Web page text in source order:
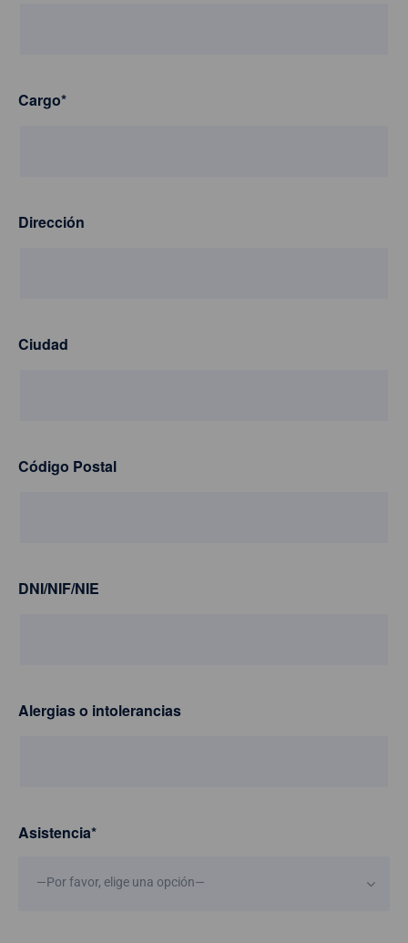
Cargo*
Dirección
Ciudad
Código Postal
DNI/NIF/NIE
Alergias o intolerancias
Asistencia*
—Por favor, elige una opción—